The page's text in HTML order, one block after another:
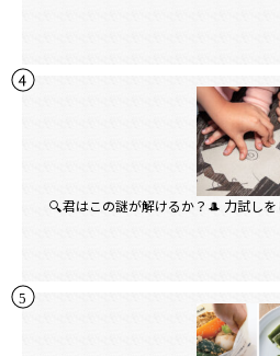
🔍君はこの謎が解けるか？🎩 力試しを